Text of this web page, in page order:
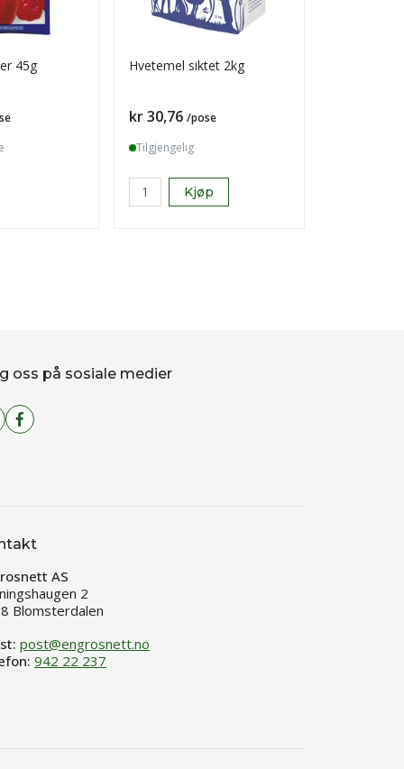
45g Hvetemel siktet 2kg
Pris
kr 30,76 /pose
Tilgjengelig
Kjøp
oss på sosiale medier
AS
2
Blomsterdalen
post@engrosnett.no
942 22 237